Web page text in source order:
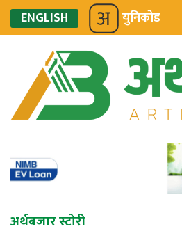
ENGLISH युनिकोड
अर्थबजार स्टोरी